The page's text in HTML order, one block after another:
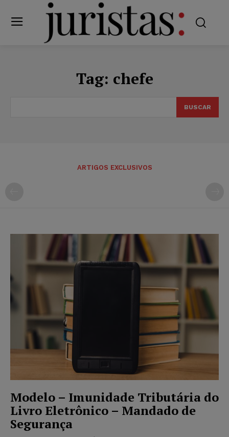
Tag: chefe
BUSCAR
ARTIGOS EXCLUSIVOS
Modelo – Imunidade Tributária do
Livro Eletrônico – Mandado de
Segurança